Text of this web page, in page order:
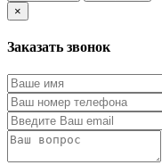
×
Заказать звонок